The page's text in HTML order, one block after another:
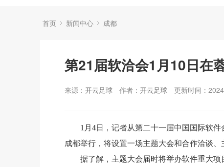
首页 新闻中心 成都
第21届软洽会1月10日在
来源： 开云足球 作者： 开云足球 更新时间：
1月4日，记者从第二十一届中国国际软
成都举行，将设置一场主题大会和合作洽谈
据了解，主题大会届时将举办软件重大